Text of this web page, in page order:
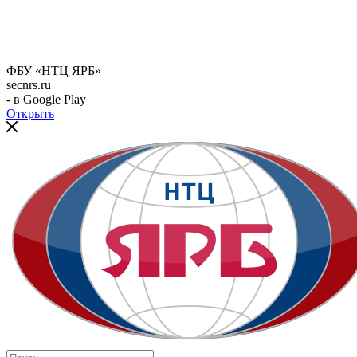
ФБУ «НТЦ ЯРБ»
secnrs.ru
- в Google Play
Открыть